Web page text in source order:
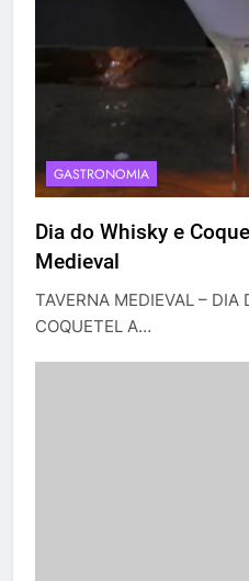
GASTRONOMIA
Dia do Whisky e
Medieval
TAVERNA MEDIEVAL – DIA
COQUETEL A…